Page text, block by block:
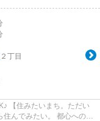
２丁目
【住みたいまち。ただい
住んでみたい。 都心へのア